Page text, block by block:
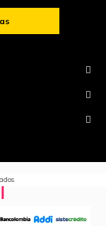
+
+
+